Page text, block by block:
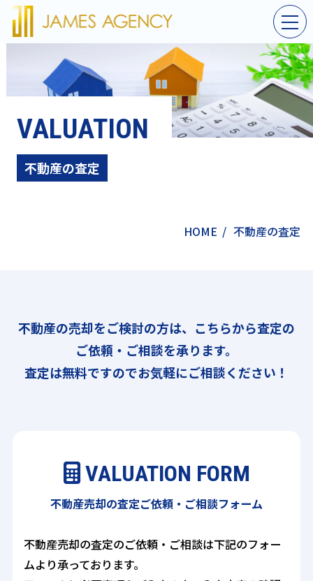
VALUATION
不動産の査定
HOME / 不動産の査定
不動産の売却をご検討の方は、こちらから査定の
ご依頼・ご相談を承ります。
査定は無料ですのでお気軽にご相談ください！
VALUATION FORM
不動産売却の査定ご依頼・ご相談フォーム
不動産売却の査定のご依頼・ご相談は下記のフォー
ムより承っております。